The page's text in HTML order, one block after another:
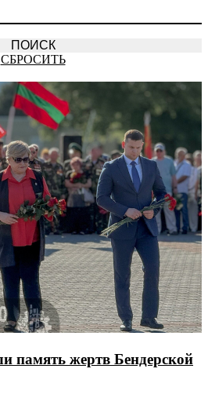
СБРОСИТЬ
память жертв Бендерской